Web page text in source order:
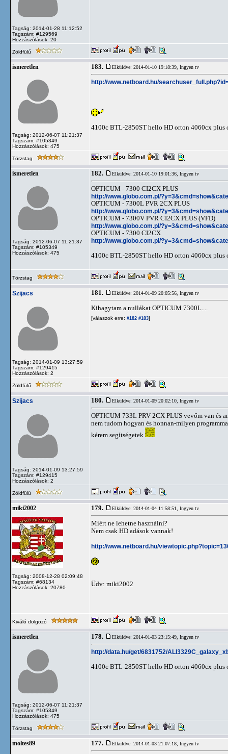
Tagság: 2014-01-28 11:12:52
Tagszám: #129569
Hozzászólások: 20
Zöldfülű
ismeretlen
Tagság: 2012-06-07 11:21:37
Tagszám: #105349
Hozzászólások: 475
183. Elküldve: 2014-01-10 19:18:39, Ingyen tv
http://www.netboard.hu/
4100c BTL-2850ST hello HD orton 4060cx
Törzstag
ismeretlen
Tagság: 2012-06-07 11:21:37
Tagszám: #105349
Hozzászólások: 475
182. Elküldve: 2014-01-10 19:01:36, Ingyen tv
OPTICUM - 7300 CI2CX PLUS
http://www.globo.com.pl/
OPTICUM - 7300L PVR 2CX PLUS
http://www.globo.com.pl/
OPTICUM - 7300V PVR CI2CX PLUS (VFD)
http://www.globo.com.pl/
OPTICUM - 7300 CI2CX
http://www.globo.com.pl/
4100c BTL-2850ST hello HD orton 4060cx
Törzstag
Szijacs
Tagság: 2014-01-09 13:27:59
Tagszám: #129415
Hozzászólások: 2
181. Elküldve: 2014-01-09 20:05:56, Ingyen tv
Kihagytam a nullákat OPTICUM 7300L....
[válaszok erre: #182 #183]
Zöldfülű
Szijacs
Tagság: 2014-01-09 13:27:59
Tagszám: #129415
Hozzászólások: 2
180. Elküldve: 2014-01-09 20:02:10, Ingyen tv
OPTICUM 733L PRV 2CX PLUS vevőm van és
nem tudom hogyan és honnan-milyen
kérem segítségetek
Zöldfülű
miki2002
Tagság: 2008-12-28 02:09:48
Tagszám: #68134
Hozzászólások: 20780
179. Elküldve: 2014-01-04 11:58:51, Ingyen tv
Miért ne lehetne használni?
Nem csak HD adások vannak!
http://www.netboard.hu/
Üdv: miki2002
Kiváló dolgozó
ismeretlen
Tagság: 2012-06-07 11:21:37
Tagszám: #105349
Hozzászólások: 475
178. Elküldve: 2014-01-03 23:15:49, Ingyen tv
http://data.hu/get/6831752/
4100c BTL-2850ST hello HD orton 4060cx
Törzstag
moltes89 177. Elküldve: 2014-01-03 21:07:18, Ingyen tv